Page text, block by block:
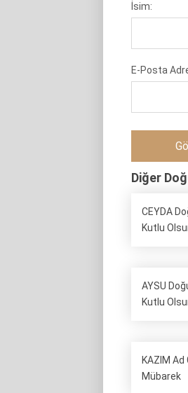
İsim:
E-Posta
Diğer
CEYDA
Kutlu
AYSU
Kutlu
KAZIM Ad
Mübarek